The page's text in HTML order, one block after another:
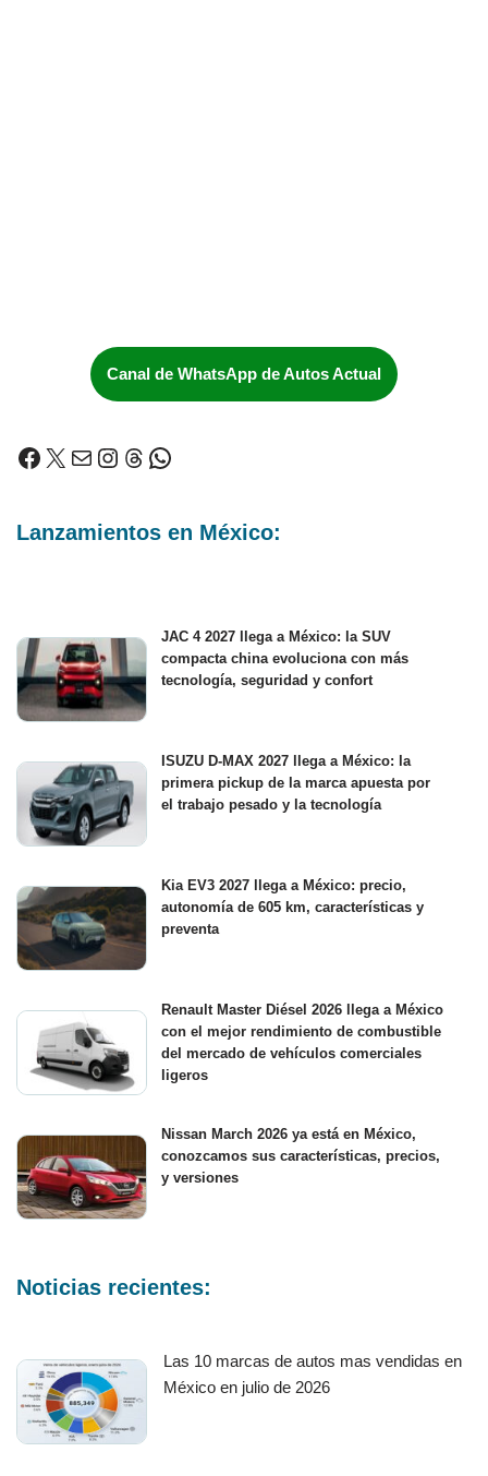
Canal de WhatsApp de Autos Actual
Lanzamientos en México:
JAC 4 2027 llega a México: la SUV
compacta china evoluciona con más
tecnología, seguridad y confort
ISUZU D-MAX 2027 llega a México: la
primera pickup de la marca apuesta por
el trabajo pesado y la tecnología
Kia EV3 2027 llega a México: precio,
autonomía de 605 km, características y
preventa
Renault Master Diésel 2026 llega a México
con el mejor rendimiento de combustible
del mercado de vehículos comerciales
ligeros
Nissan March 2026 ya está en México,
conozcamos sus características, precios,
y versiones
Noticias recientes:
Las 10 marcas de autos mas vendidas en
México en julio de 2026